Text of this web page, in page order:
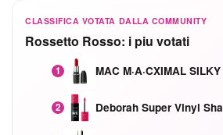
CLASSIFICA VOTATA DALLA COMMUNITY
Rossetto Rosso: i piu votati
1
2 Deborah Super Vinyl